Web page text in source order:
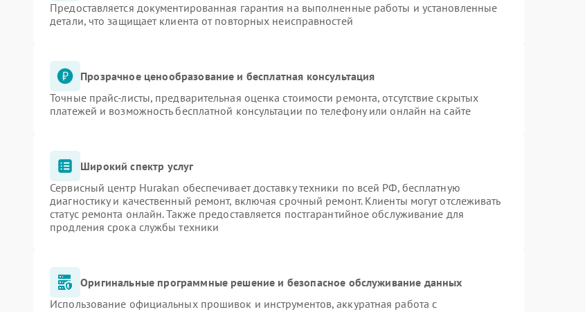
Предоставляется документированная гарантия на выполненные работы и установленные
детали, что защищает клиента от повторных неисправностей
Прозрачное ценообразование и бесплатная консультация
Точные прайс-листы, предварительная оценка стоимости ремонта, отсутствие скрытых
платежей и возможность бесплатной консультации по телефону или онлайн на сайте
Широкий спектр услуг
Сервисный центр Hurakan обеспечивает доставку техники по всей РФ, бесплатную
диагностику и качественный ремонт, включая срочный ремонт. Клиенты могут отслеживать
статус ремонта онлайн. Также предоставляется постгарантийное обслуживание для
продления срока службы техники
Оригинальные программные решение и безопасное обслуживание данных
Использование официальных прошивок и инструментов, аккуратная работа с